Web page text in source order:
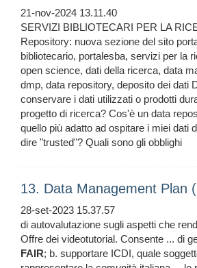
21-nov-2024 13.11.40
SERVIZI BIBLIOTECARI PER LA
Repository: nuova sezione del sito
bibliotecario, portalesba, servizi per la
open science, dati della ricerca, data
dmp, data repository, deposito dei dati
conservare i dati utilizzati o prodotti
progetto di ricerca? Cos'è un data
quello più adatto ad ospitare i miei dati
dire "trusted"? Quali sono gli obblighi
13. Data Management Plan
28-set-2023 15.37.57
di autovalutazione sugli aspetti che
Offre dei videotutorial. Consente ... di
FAIR; b. supportare ICDI, quale